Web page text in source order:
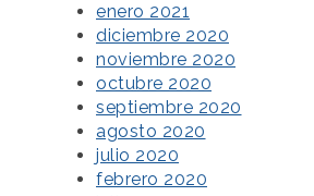
enero 2021
diciembre 2020
noviembre 2020
octubre 2020
septiembre 2020
agosto 2020
julio 2020
febrero 2020